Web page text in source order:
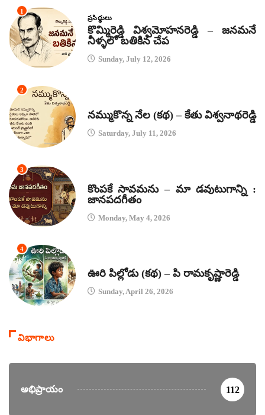
1
ప్రసిద్ధులు
కొమ్మిరెడ్డి విశ్వమోహనరెడ్డి – జనమనే
నీళ్ళలో బతికిన చేప
Sunday, July 12, 2026
2
నమ్ముకొన్న నేల (కథ) – కేతు విశ్వనాథరెడ్డి
Saturday, July 11, 2026
3
కొంపకే సావమను – మా డవుటుగాన్ని :
జానపదగీతం
Monday, May 4, 2026
4
ఊరి పిల్లోడు (కథ) – పి రామకృష్ణారెడ్డి
Sunday, April 26, 2026
విభాగాలు
అభిప్రాయం 112